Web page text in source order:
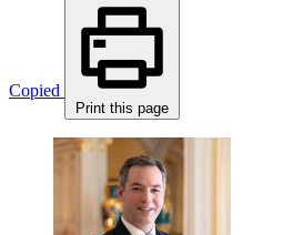
Copied
Print this page